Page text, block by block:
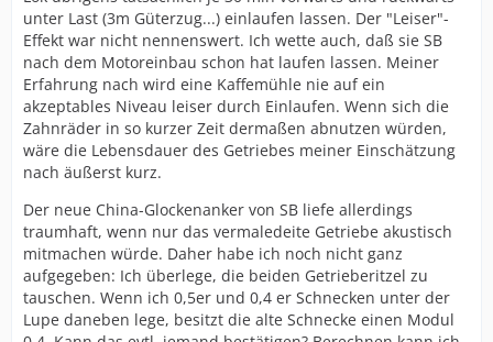
unter Last (3m Güterzug...) einlaufen lassen. Der "Leiser"-
Effekt war nicht nennenswert. Ich wette auch, daß sie SB
nach dem Motoreinbau schon hat laufen lassen. Meiner
Erfahrung nach wird eine Kaffemühle nie auf ein
akzeptables Niveau leiser durch Einlaufen. Wenn sich die
Zahnräder in so kurzer Zeit dermaßen abnutzen würden,
wäre die Lebensdauer des Getriebes meiner Einschätzung
nach äußerst kurz.
Der neue China-Glockenanker von SB liefe allerdings
traumhaft, wenn nur das vermaledeite Getriebe akustisch
mitmachen würde. Daher habe ich noch nicht ganz
aufgegeben: Ich überlege, die beiden Getrieberitzel zu
tauschen. Wenn ich 0,5er und 0,4 er Schnecken unter der
Lupe daneben lege, besitzt die alte Schnecke einen Modul